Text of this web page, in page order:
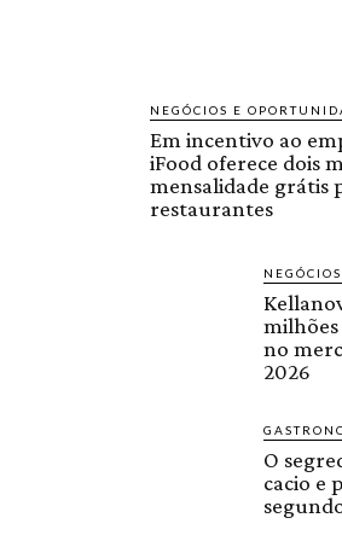
NEGÓCIOS E
Em incentivo ao
iFood oferece dois
mensalidade grátis
restaurantes
no
2026
O
cacio e